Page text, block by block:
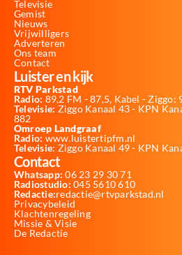
Televisie
Gemist
Nieuws
Vrijwilligers
Adverteren
Ons team
Contact
Luister en kijk
RTV Parkstad
Radio: 89,2 FM - 87,5, Kabel - Ziggo:
Televisie: Ziggo Kanaal 43 - KPN
882
Omroep Landgraaf
Radio: www.luistertipfm.nl
Televisie: Ziggo Kanaal 49 - KPN
Contact
Whatsapp: 06 23 29 30 71
Radiostudio: 045 5610 610
Redactie:redactie@rtvparkstad.nl
Privacybeleid
Klachtenregeling
Missie & Visie
De Redactie